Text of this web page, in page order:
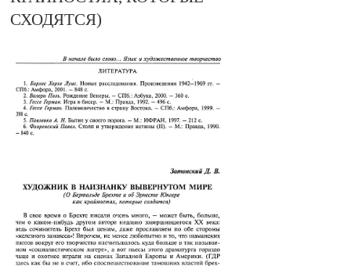
СХОДЯТСЯ)